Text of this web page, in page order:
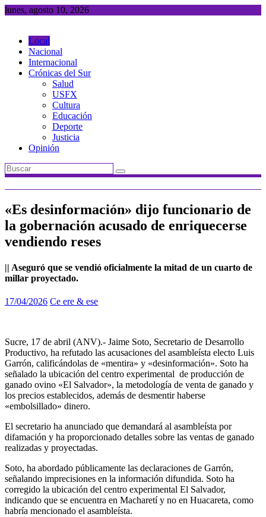
Saltar
lunes, agosto 10, 2026
Local
Nacional
Internacional
Crónicas del Sur
Salud
USFX
Cultura
Educación
Deporte
Justicia
Opinión
«Es desinformación» dijo funcionario de
la gobernación acusado de enriquecerse
vendiendo reses
|| Aseguró que se vendió oficialmente la mitad de un cuarto de
millar proyectado.
17/04/2026 Ce ere & ese
Sucre, 17 de abril (ANV).- Jaime Soto, Secretario de Desarrollo
Productivo, ha refutado las acusaciones del asambleísta electo Luis
Garrón, calificándolas de «mentira» y «desinformación». Soto ha
señalado la ubicación del centro experimental de producción de
ganado ovino «El Salvador», la metodología de venta de ganado y
los precios establecidos, además de desmentir haberse
«embolsillado» dinero.
El secretario ha anunciado que demandará al asambleísta por
difamación y ha proporcionado detalles sobre las ventas de ganado
realizadas y proyectadas.
Soto, ha abordado públicamente las declaraciones de Garrón,
señalando imprecisiones en la información difundida. Soto ha
corregido la ubicación del centro experimental El Salvador,
indicando que se encuentra en Macharetí y no en Huacareta, como
habría mencionado el asambleísta.